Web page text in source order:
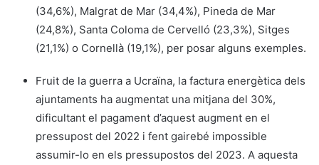
(34,6%), Malgrat de Mar (34,4%), Pineda de Mar
(24,8%), Santa Coloma de Cervelló (23,3%), Sitges
(21,1%) o Cornellà (19,1%), per posar alguns exemples.
Fruit de la guerra a Ucraïna, la factura energètica dels
ajuntaments ha augmentat una mitjana del 30%,
dificultant el pagament d’aquest augment en el
pressupost del 2022 i fent gairebé impossible
assumir-lo en els pressupostos del 2023. A aquesta